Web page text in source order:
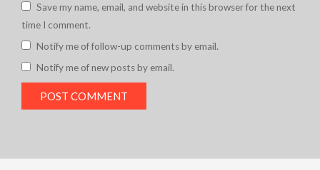
Save my name, email, and website in this browser for the next
time I comment.
Notify me of follow-up comments by email.
Notify me of new posts by email.